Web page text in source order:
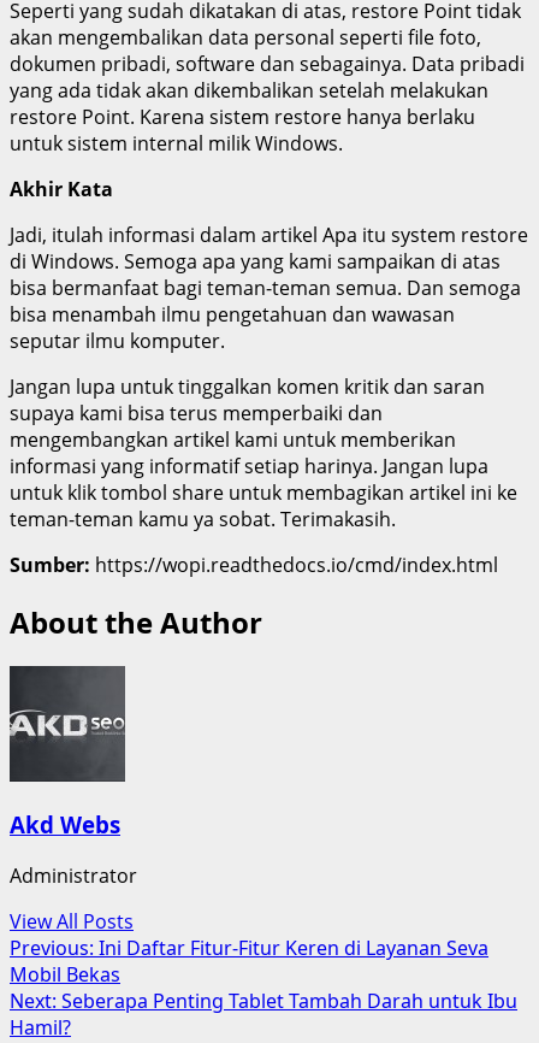
Seperti yang sudah dikatakan di atas, restore Point tidak
akan mengembalikan data personal seperti file foto,
dokumen pribadi, software dan sebagainya. Data pribadi
yang ada tidak akan dikembalikan setelah melakukan
restore Point. Karena sistem restore hanya berlaku
untuk sistem internal milik Windows.
Akhir Kata
Jadi, itulah informasi dalam artikel Apa itu system restore
di Windows. Semoga apa yang kami sampaikan di atas
bisa bermanfaat bagi teman-teman semua. Dan semoga
bisa menambah ilmu pengetahuan dan wawasan
seputar ilmu komputer.
Jangan lupa untuk tinggalkan komen kritik dan saran
supaya kami bisa terus memperbaiki dan
mengembangkan artikel kami untuk memberikan
informasi yang informatif setiap harinya. Jangan lupa
untuk klik tombol share untuk membagikan artikel ini ke
teman-teman kamu ya sobat. Terimakasih.
Sumber: https://wopi.readthedocs.io/cmd/index.html
About the Author
Akd Webs
Administrator
View All Posts
Post
navigation
Previous: Ini Daftar Fitur-Fitur Keren di Layanan Seva
Mobil Bekas
Next: Seberapa Penting Tablet Tambah Darah untuk Ibu
Hamil?